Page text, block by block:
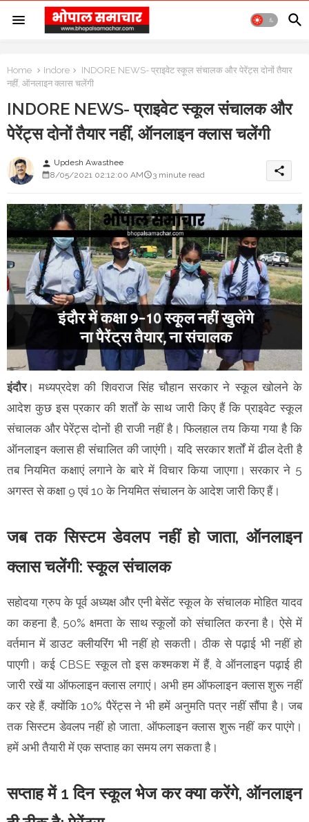
Home Indore
INDORE NEWS- प्राइवेट स्कूल संचालक और पेरेंट्स दोनों तैयार
नहीं, ऑनलाइन क्लास चलेंगी
INDORE NEWS- प्राइवेट स्कूल संचालक और
पेरेंट्स दोनों तैयार नहीं, ऑनलाइन क्लास चलेंगी
person Updesh Awasthee
8/05/2021 02:12:00 AM
3 minute read share
इंदौर। मध्यप्रदेश की शिवराज सिंह चौहान सरकार ने स्कूल खोलने के
आदेश कुछ इस प्रकार की शर्तों के साथ जारी किए हैं कि प्राइवेट स्कूल
संचालक और पेरेंट्स दोनों ही राजी नहीं है। फिलहाल तय किया गया है कि
ऑनलाइन क्लास ही संचालित की जाएंगी। यदि सरकार शर्तों में ढील देती है
तब नियमित कक्षाएं लगाने के बारे में विचार किया जाएगा। सरकार ने 5
अगस्त से कक्षा 9 एवं 10 के नियमित संचालन के आदेश जारी किए हैं।
जब तक सिस्टम डेवलप नहीं हो जाता, ऑनलाइन
क्लास चलेंगी: स्कूल संचालक
सहोदया ग्रुप के पूर्व अध्यक्ष और एनी बेसेंट स्कूल के संचालक मोहित यादव
का कहना है, 50% क्षमता के साथ स्कूलों को संचालित करना है। ऐसे में
वर्तमान में डाउट क्लीयरिंग भी नहीं हो सकती। ठीक से पढ़ाई भी नहीं हो
पाएगी। कई CBSE स्कूल तो इस कश्मकश में हैं, वे ऑनलाइन पढ़ाई ही
जारी रखें या ऑफलाइन क्लास लगाएं। अभी हम ऑफलाइन क्लास शुरू नहीं
कर रहे हैं, क्योंकि 10% पैरेंट्स ने भी हमें अनुमति पत्र नहीं सौंपा है। जब
तक सिस्टम डेवलप नहीं हो जाता, ऑफलाइन क्लास शुरू नहीं कर पाएंगे।
हमें अभी तैयारी में एक सप्ताह का समय लग सकता है।
सप्ताह में 1 दिन स्कूल भेज कर क्या करेंगे, ऑनलाइन